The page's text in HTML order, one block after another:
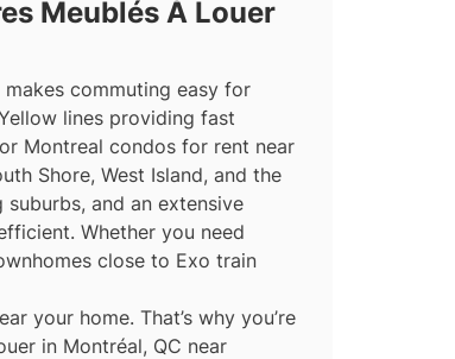
Meublés À Louer
commuting easy for
lines providing fast
Montreal condos for rent near
Shore, West Island, and the
and an extensive
Whether you need
close to Exo train
your home. That’s why you’re
in Montréal, QC near